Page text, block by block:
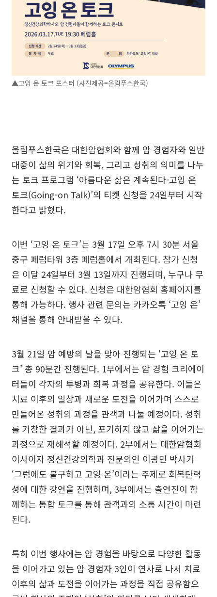
▲고잉 온 토크 포스터 (사진제공=올림푸스한국)
올림푸스한국은 대한암협회와 함께 암 경험자와 일반
대중이 삶의 위기와 회복, 그리고 성취의 의미를 나누
는 토크 프로그램 ‘아름다운 삶은 계속된다-고잉 온
토크(Going-on Talk)’의 티켓 신청을 24일부터 시작
한다고 밝혔다.
이번 ‘고잉 온 토크’는 3월 17일 오후 7시 30분 서울
중구 페럼타워 3층 페럼홀에서 개최된다. 참가 신청
은 이달 24일부터 3월 13일까지 진행되며, 누구나 무
료로 신청할 수 있다. 신청은 대한암협회 홈페이지를
통해 가능하다. 행사 관련 문의는 카카오톡 ‘고잉 온’
채널을 통해 안내받을 수 있다.
3월 21일 암 예방의 날을 맞아 진행되는 ‘고잉 온 토
크’ 총 90분간 진행된다. 1부에서는 암 경험 크리에이
터들이 각자의 투병과 회복 과정을 공유한다. 이들은
치료 이후의 일상과 새로운 도전을 이어가며 스스로
만들어온 성취의 과정을 관객과 나눌 예정이다. 성취
를 거창한 결과가 아닌, 포기하지 않고 삶을 이어가는
과정으로 재해석할 예정이다. 2부에서는 대한암협회
이사이자 정신건강의학과 전문의인 이광민 박사가
‘그럼에도 불구하고 고잉 온’이라는 주제로 회복탄력
성에 대한 강연을 진행하며, 3부에서는 출연진이 함
께하는 통합 토크를 통해 관객과의 소통 시간이 마련
된다.
특히 이번 행사에는 암 경험을 바탕으로 다양한 활동
을 이어가고 있는 암 경험자 3인이 연사로 나서 치료
이후의 삶과 도전을 이어가는 과정을 직접 공유함으